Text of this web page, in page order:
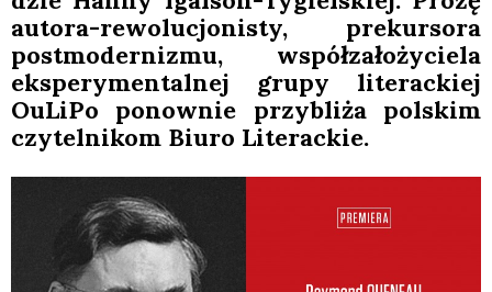
auto­ra-rewo­lu­cjo­ni­sty, pre­kur­so­ra
post­mo­der­ni­zmu, współ­za­ło­ży­cie­la
eks­pe­ry­men­tal­nej gru­py lite­rac­kiej
OuLi­Po ponow­nie przy­bli­ża pol­skim
czy­tel­ni­kom Biu­ro Lite­rac­kie.